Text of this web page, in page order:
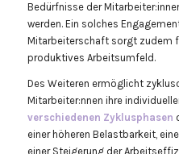
Bedürfnisse der
werden. Ein solches
Mitarbeiterschaft sorgt zudem
produktives Arbeitsumfeld.
Des Weiteren ermöglicht
Mitarbeiter:nnen ihre
verschiedenen Zyklusphasen
einer höheren Belastbarkeit,
einer Steigerung der